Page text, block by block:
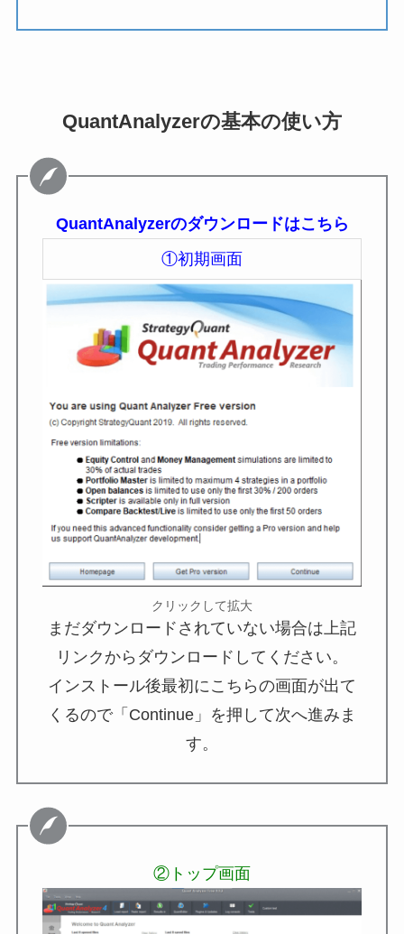
QuantAnalyzerの基本の使い方
QuantAnalyzerのダウンロードはこちら
①初期画面
クリックして拡大
まだダウンロードされていない場合は上記
リンクからダウンロードしてください。
インストール後最初にこちらの画面が出て
くるので「Continue」を押して次へ進みま
す。
②トップ画面